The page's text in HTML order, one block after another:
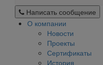
Написать сообщение
О компании
Новости
Проекты
Сертификаты
История